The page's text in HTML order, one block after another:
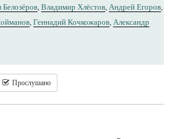
Белозёров, Владимир Хлёстов, Андрей Егоров,
, Геннадий Кочкожаров, Александр
Прослушано